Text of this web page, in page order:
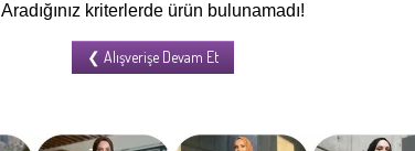
Aradığınız kriterlerde ürün bulunamadı!